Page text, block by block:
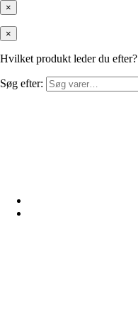
×
×
Hvilket produkt leder du efter?
Søg efter: